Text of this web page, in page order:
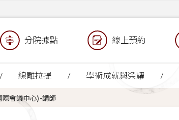
分院據點 線上預約
線雕拉提 學術成就與榮耀
際會議中心)-講師